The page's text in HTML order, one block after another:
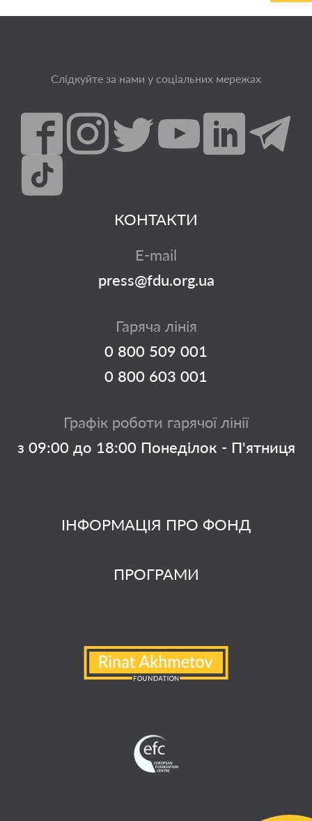
Слідкуйте за нами у соціальних мережах
ІНФОРМАЦІЯ ПРО ФОНД
ПРОГРАМИ
КОНТАКТИ
E-mail
press@fdu.org.ua
Гаряча лінія
0 800 509 001
0 800 603 001
Графік роботи гарячої лінії
з 09:00 до 18:00 Понеділок - П'ятниця